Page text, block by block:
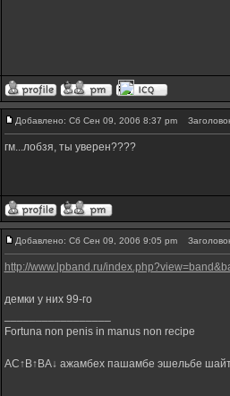
Добавлено: Сб Сен 09, 2006 8:37 pm
гм...лобзя, ты уверен????
Добавлено: Сб Сен 09, 2006 9:05 pm
http://www.lpband.ru/
демки у них 99-го
Fortuna non penis in manus non recipe
AC↑B↑BA↓ ажамбех пашамбе эшельбе